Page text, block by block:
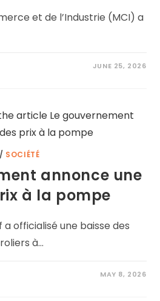
et de l’Industrie (MCI) a
JUNE 25, 2026
/ SOCIÉTÉ
annonce une
à la pompe
officialisé une baisse des
à…
MAY 8, 2026